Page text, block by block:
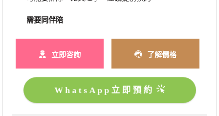
需要同伴陪
立即咨詢 了解價格
WhatsApp立即預約